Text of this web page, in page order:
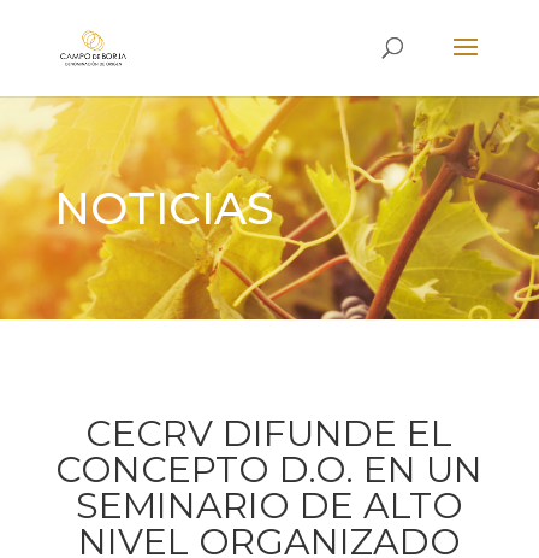
NOTICIAS
CECRV DIFUNDE EL
CONCEPTO D.O. EN UN
SEMINARIO DE ALTO
NIVEL ORGANIZADO